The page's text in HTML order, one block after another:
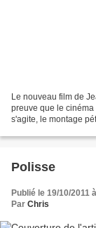
Le nouveau film de
preuve que le
s'agite, le montage
Polisse
Publié le 19/10/2011
Par Chris